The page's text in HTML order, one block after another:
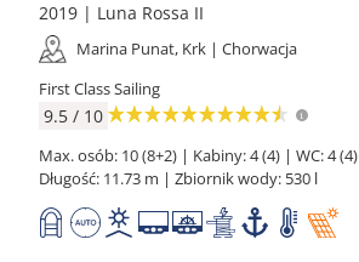
2019 | Luna Rossa II
Marina Punat, Krk | Chorwacja
First Class Sailing
9.5 / 10
Max. osób: 10 (8+2) | Kabiny: 4 (4) | WC: 4 (4)
Długość: 11.73 m | Zbiornik wody: 530 l